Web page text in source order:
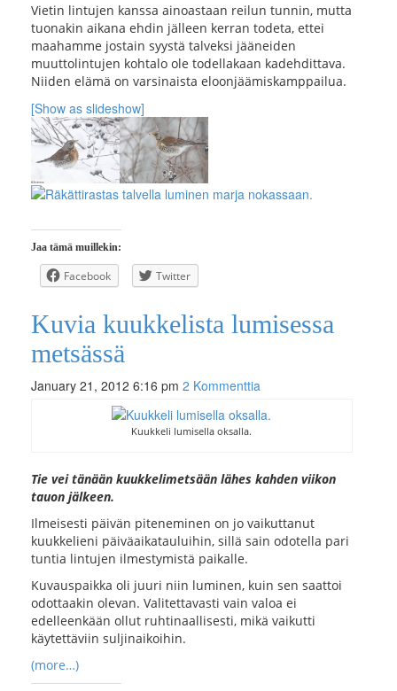
Vietin lintujen kanssa ainoastaan reilun tunnin, mutta
tuonakin aikana ehdin jälleen kerran todeta, ettei
maahamme jostain syystä talveksi jääneiden
muuttolintujen kohtalo ole todellakaan kadehdittava.
Niiden elämä on varsinaista eloonjäämiskamppailua.
[Show as slideshow]
Jaa tämä muillekin:
Facebook Twitter
Kuvia kuukkelista lumisessa
metsässä
January 21, 2012 6:16 pm 2 Kommenttia
Kuukkeli lumisella oksalla.
Tie vei tänään kuukkelimetsään lähes kahden viikon
tauon jälkeen.
Ilmeisesti päivän piteneminen on jo vaikuttanut
kuukkelieni päiväaikatauluihin, sillä sain odotella pari
tuntia lintujen ilmestymistä paikalle.
Kuvauspaikka oli juuri niin luminen, kuin sen saattoi
odottaakin olevan. Valitettavasti vain valoa ei
edelleenkään ollut ruhtinaallisesti, mikä vaikutti
käytettäviin suljinaikoihin.
(more…)